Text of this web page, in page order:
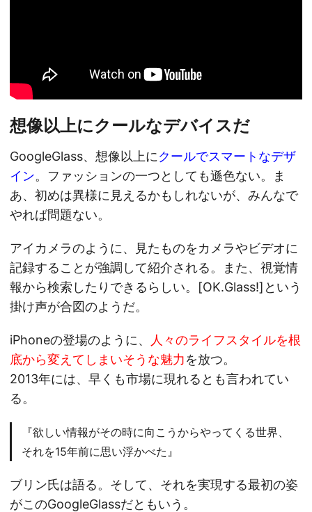
想像以上にクールなデバイスだ
GoogleGlass、想像以上にクールでスマートなデザ
イン。ファッションの一つとしても遜色ない。ま
あ、初めは異様に見えるかもしれないが、みんなで
やれば問題ない。
アイカメラのように、見たものをカメラやビデオに
記録することが強調して紹介される。また、視覚情
報から検索したりできるらしい。[OK.Glass!]という
掛け声が合図のようだ。
iPhoneの登場のように、
人々のライフスタイルを根
底から変えてしまいそうな魅力を放つ。
2013年には、早くも市場に現れるとも言われてい
る。
『欲しい情報がその時に向こうからやってくる世界、
それを15年前に思い浮かべた』
ブリン氏は語る。そして、それを実現する最初の姿
がこのGoogleGlassだともいう。